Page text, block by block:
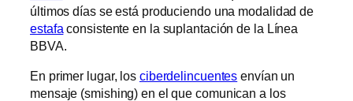
últimos días se está produciendo una modalidad de
estafa consistente en la suplantación de la Línea
BBVA.
En primer lugar, los ciberdelincuentes envían un
mensaje (smishing) en el que comunican a los